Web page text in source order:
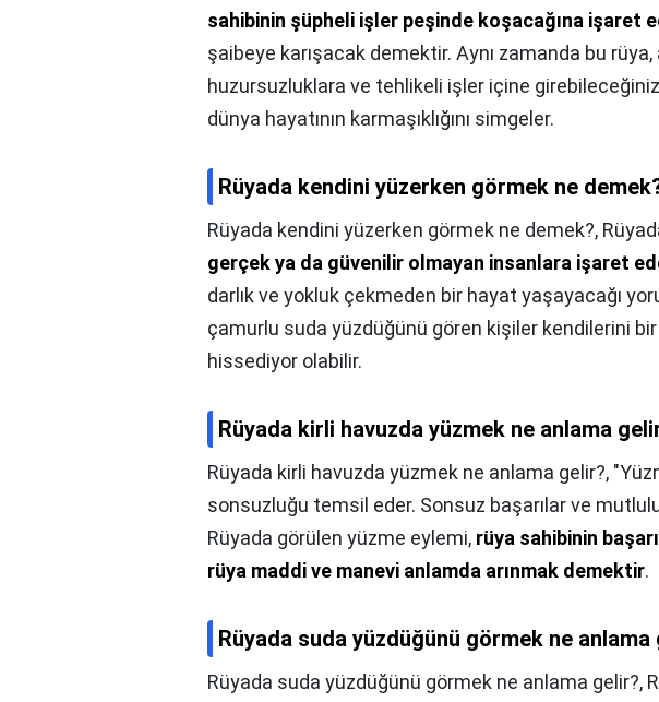
sahibinin şüpheli işler peşinde koşacağına işaret
şaibeye karışacak demektir. Aynı zamanda bu rüya,
huzursuzluklara ve tehlikeli işler içine
dünya hayatının karmaşıklığını simgeler.
Rüyada kendini yüzerken görmek ne
Rüyada kendini yüzerken görmek ne demek?,
gerçek ya da güvenilir olmayan insanlara işaret
darlık ve yokluk çekmeden bir hayat yaşayacağı
çamurlu suda yüzdüğünü gören kişiler kendilerini
hissediyor olabilir.
Rüyada kirli havuzda yüzmek ne anlama
Rüyada kirli havuzda yüzmek ne anlama gelir?,
sonsuzluğu temsil eder. Sonsuz başarılar ve
Rüyada görülen yüzme eylemi, rüya sahibinin
rüya maddi ve manevi anlamda arınmak demektir.
Rüyada suda yüzdüğünü görmek ne anlama
Rüyada suda yüzdüğünü görmek ne anlama gelir?,